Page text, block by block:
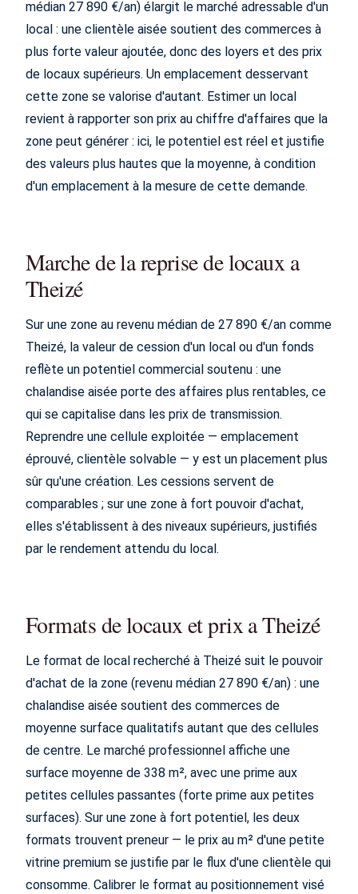
médian 27 890 €/an) élargit le marché adressable d'un
local : une clientèle aisée soutient des commerces à
plus forte valeur ajoutée, donc des loyers et des prix
de locaux supérieurs. Un emplacement desservant
cette zone se valorise d'autant. Estimer un local
revient à rapporter son prix au chiffre d'affaires que la
zone peut générer : ici, le potentiel est réel et justifie
des valeurs plus hautes que la moyenne, à condition
d'un emplacement à la mesure de cette demande.
Marche de la reprise de locaux a
Theizé
Sur une zone au revenu médian de 27 890 €/an comme
Theizé, la valeur de cession d'un local ou d'un fonds
reflète un potentiel commercial soutenu : une
chalandise aisée porte des affaires plus rentables, ce
qui se capitalise dans les prix de transmission.
Reprendre une cellule exploitée — emplacement
éprouvé, clientèle solvable — y est un placement plus
sûr qu'une création. Les cessions servent de
comparables ; sur une zone à fort pouvoir d'achat,
elles s'établissent à des niveaux supérieurs, justifiés
par le rendement attendu du local.
Formats de locaux et prix a Theizé
Le format de local recherché à Theizé suit le pouvoir
d'achat de la zone (revenu médian 27 890 €/an) : une
chalandise aisée soutient des commerces de
moyenne surface qualitatifs autant que des cellules
de centre. Le marché professionnel affiche une
surface moyenne de 338 m², avec une prime aux
petites cellules passantes (forte prime aux petites
surfaces). Sur une zone à fort potentiel, les deux
formats trouvent preneur — le prix au m² d'une petite
vitrine premium se justifie par le flux d'une clientèle qui
consomme. Calibrer le format au positionnement visé